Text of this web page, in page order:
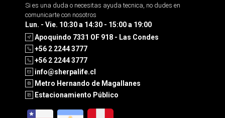
Si es una duda o necesitas ayuda tecnica, no dudes en
comunicarte con nosotros
Lun. - Vie. 10:30 a 14:30 - 15:00 a 19:00
Apoquindo 7331 OF 918 - Las Condes
+56 2 2244 3777
+56 2 2244 3777
info@sherpalife.cl
Metro Hernando de Magallanes
Estacionamiento Público